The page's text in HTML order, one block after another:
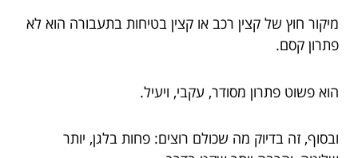
מיקור חוץ של קצין רכב או קצין בטיחות בתעבורה הוא לא
פתרון קסם.
הוא פשוט פתרון מסודר, עקבי, ויעיל.
ובסוף, זה בדיוק מה שכולם רוצים: פחות בלגן, יותר